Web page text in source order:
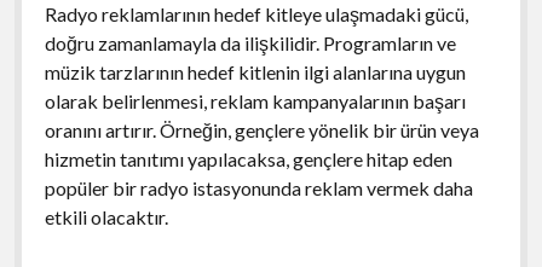
Radyo reklamlarının hedef kitleye ulaşmadaki gücü,
doğru zamanlamayla da ilişkilidir. Programların ve
müzik tarzlarının hedef kitlenin ilgi alanlarına uygun
olarak belirlenmesi, reklam kampanyalarının başarı
oranını artırır. Örneğin, gençlere yönelik bir ürün veya
hizmetin tanıtımı yapılacaksa, gençlere hitap eden
popüler bir radyo istasyonunda reklam vermek daha
etkili olacaktır.